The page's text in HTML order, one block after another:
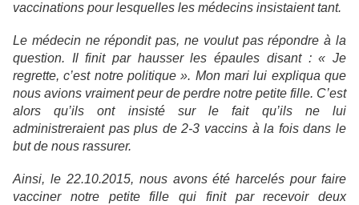
vaccinations pour lesquelles les médecins insistaient tant.
Le médecin ne répondit pas, ne voulut pas répondre à la
question. Il finit par hausser les épaules disant : « Je
regrette, c’est notre politique ». Mon mari lui expliqua que
nous avions vraiment peur de perdre notre petite fille. C’est
alors qu’ils ont insisté sur le fait qu’ils ne lui
administreraient pas plus de 2-3 vaccins à la fois dans le
but de nous rassurer.
Ainsi, le 22.10.2015, nous avons été harcelés pour faire
vacciner notre petite fille qui finit par recevoir deux